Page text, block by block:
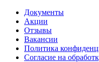
Документы
Акции
Отзывы
Вакансии
Политика
Согласие на